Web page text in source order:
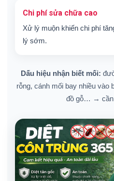
Chi phí sửa chữa cao
Xử lý muộn khiến chi phí
lý sớm.
Dấu hiệu nhận biết mối:
rỗng, cánh mối bay nhiều vào
đồ gỗ… → cần